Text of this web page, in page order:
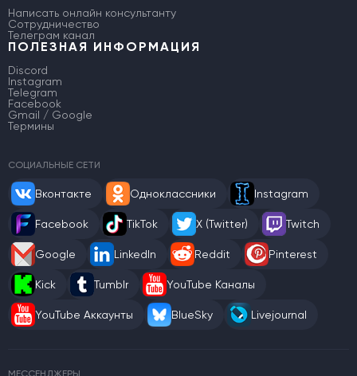
Написать онлайн консультанту
Сотрудничество
Телеграм канал
ПОЛЕЗНАЯ ИНФОРМАЦИЯ
Discord
Instagram
Telegram
Facebook
Gmail / Google
Термины
СОЦИАЛЬНЫЕ СЕТИ
Вконтакте Одноклассники Instagram
Facebook TikTok X (Twitter) Twitch
Google LinkedIn Reddit Pinterest
Kick Tumblr YouTube Каналы
YouTube Аккаунты BlueSky Livejournal